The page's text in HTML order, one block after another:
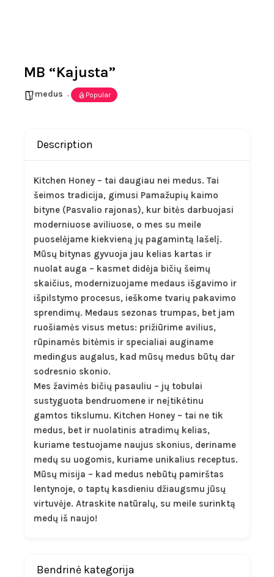
MB “Kajusta”
medus Popular
Description
Kitchen Honey – tai daugiau nei medus. Tai
šeimos tradicija, gimusi Pamažupių kaimo
bityne (Pasvalio rajonas), kur bitės darbuojasi
moderniuose aviliuose, o mes su meile
puoselėjame kiekvieną jų pagamintą lašelį.
Mūsų bitynas gyvuoja jau kelias kartas ir
nuolat auga – kasmet didėja bičių šeimų
skaičius, modernizuojame medaus išgavimo ir
išpilstymo procesus, ieškome tvarių pakavimo
sprendimų. Medaus sezonas trumpas, bet jam
ruošiamės visus metus: prižiūrime avilius,
rūpinamės bitėmis ir specialiai auginame
medingus augalus, kad mūsų medus būtų dar
sodresnio skonio.
Mes žavimės bičių pasauliu – jų tobulai
sustyguota bendruomene ir neįtikėtinu
gamtos tikslumu. Kitchen Honey – tai ne tik
medus, bet ir nuolatinis atradimų kelias,
kuriame testuojame naujus skonius, deriname
medų su uogomis, kuriame unikalius receptus.
Mūsų misija – kad medus nebūtų pamirštas
lentynoje, o taptų kasdieniu džiaugsmu jūsų
virtuvėje. Atraskite natūralų, su meile surinktą
medų iš naujo!
Bendrinė kategorija